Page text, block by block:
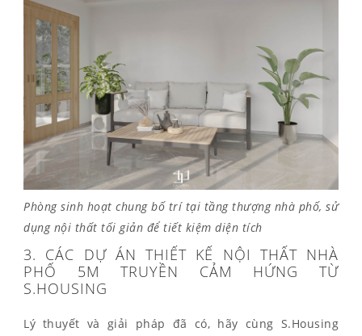
Phòng sinh hoạt chung bố trí tại tầng thượng nhà phố, sử
dụng nội thất tối giản để tiết kiệm diện tích
3. CÁC DỰ ÁN THIẾT KẾ NỘI THẤT NHÀ
PHỐ 5M TRUYỀN CẢM HỨNG TỪ
S.HOUSING
Lý thuyết và giải pháp đã có, hãy cùng S.Housing